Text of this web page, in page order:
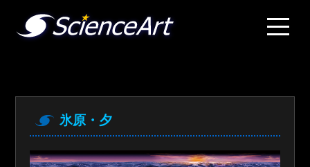
氷原・夕